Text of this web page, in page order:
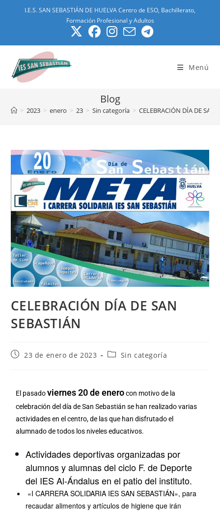
I.E.S. SAN SEBASTIÁN DE HUELVA Centro de ESO, Bachillerato,
Formación Profesional y Adultos
Menú
Blog
> 2023 > enero > 23 > Sin categoría > CELEBRACIÓN DÍA DE SAN
CELEBRACIÓN DÍA DE SAN
SEBASTIÁN
23 de enero de 2023 Sin categoría
El pasadoviernes 20 de enerocon motivo de la
celebración del día de San Sebastián se han realizado varias
actividades en el centro, de las que han disfrutado el
alumnado de todos los niveles educativos.
Actividades deportivas organizadas por
alumnos y alumnas del ciclo F. de Deporte
del IES Al-Ándalus en el patio del instituto.
«I CARRERA SOLIDARIA IES SAN SEBASTIÁN», para
recaudar alimentos y artículos de higiene que irán